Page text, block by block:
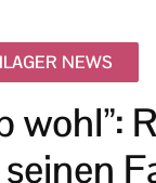
NEWS
wohl”: